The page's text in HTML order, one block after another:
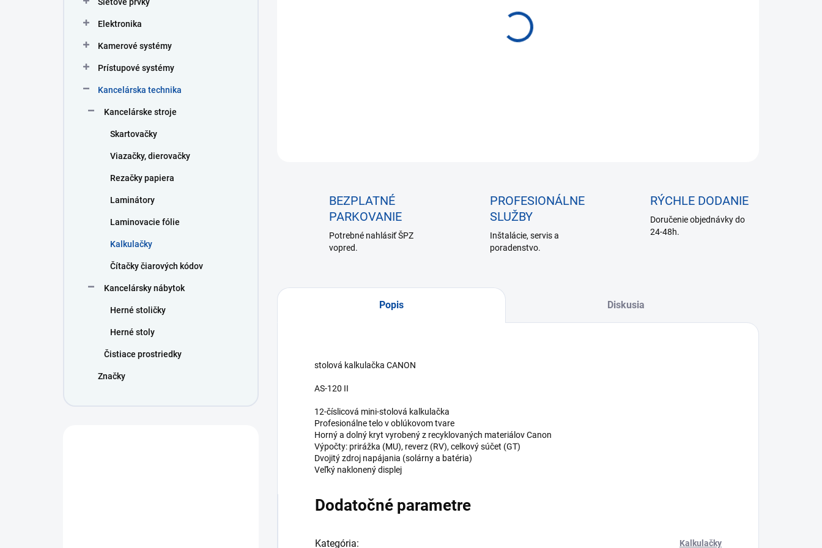
Elektronika
Kamerové systémy
Prístupové systémy
Kancelárska technika
Kancelárske stroje
Skartovačky
Viazačky, dierovačky
Rezačky papiera
Laminátory
Laminovacie fólie
Kalkulačky
Čítačky čiarových kódov
Kancelársky nábytok
Herné stoličky
Herné stoly
Čistiace prostriedky
Značky
Jednotková
cena:
NA SKLADE
BEZPLATNÉ
PARKOVANIE
Potrebné nahlásiť ŠPZ
vopred.
PROFESIONÁLNE
SLUŽBY
Inštalácie, servis a
poradenstvo.
RÝCHLE DODANIE
Doručenie objednávky do
24-48h.
Popis Diskusia
stolová kalkulačka CANON
AS-120 II
12-číslicová mini-stolová kalkulačka
Profesionálne telo v oblúkovom tvare
Horný a dolný kryt vyrobený z recyklovaných materiálov Canon
Výpočty: prirážka (MU), reverz (RV), celkový súčet (GT)
Dvojitý zdroj napájania (solárny a batéria)
Veľký naklonený displej
Dodatočné parametre
Kategória: Kalkulačky